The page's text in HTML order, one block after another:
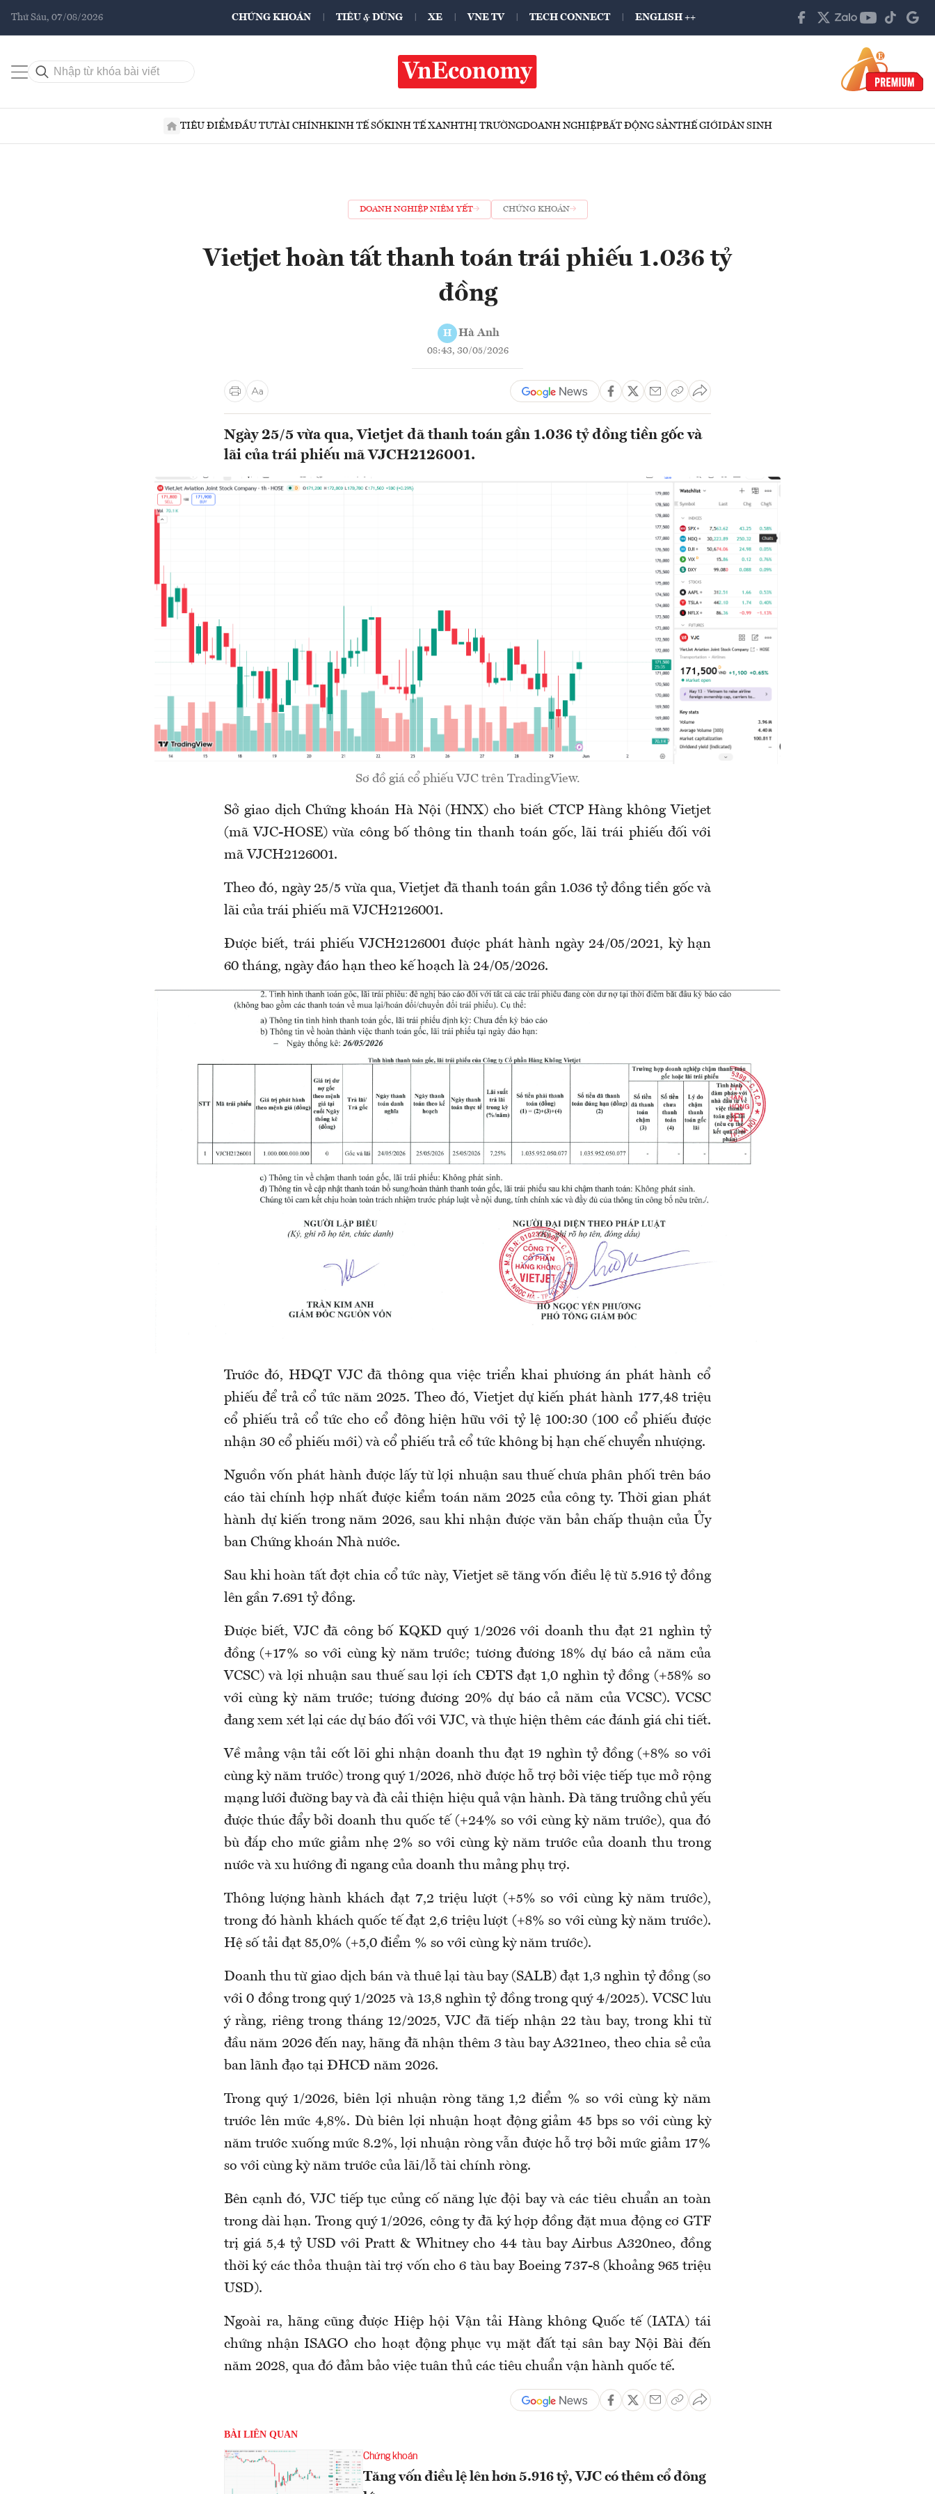
Thứ Sáu, 07/08/2026 CHỨNG KHOÁN TIÊU & DÙNG XE VNE TV TECH CONNECT ENGLISH ++
TIÊU ĐIỂMĐẦU TƯTÀI CHÍNHKINH TẾ SỐKINH TẾ XANHTHỊ TRƯỜNGDOANH NGHIỆPBẤT ĐỘNG SẢNTHẾ GIỚIDÂN SINH
DOANH NGHIỆP NIÊM YẾT CHỨNG KHOÁN
Vietjet hoàn tất thanh toán trái phiếu 1.036 tỷ
đồng
H Hà Anh
08:43, 30/05/2026
Ngày 25/5 vừa qua, Vietjet đã thanh toán gần 1.036 tỷ đồng tiền gốc và
lãi của trái phiếu mã VJCH2126001.
Sơ đồ giá cổ phiếu VJC trên TradingView.
Sở giao dịch Chứng khoán Hà Nội (HNX) cho biết CTCP Hàng không Vietjet
(mã VJC-HOSE) vừa công bố thông tin thanh toán gốc, lãi trái phiếu đối với
mã VJCH2126001.
Theo đó, ngày 25/5 vừa qua, Vietjet đã thanh toán gần 1.036 tỷ đồng tiền gốc và
lãi của trái phiếu mã VJCH2126001.
Được biết, trái phiếu VJCH2126001 được phát hành ngày 24/05/2021, kỳ hạn
60 tháng, ngày đáo hạn theo kế hoạch là 24/05/2026.
Trước đó, HĐQT VJC đã thông qua việc triển khai phương án phát hành cổ
phiếu để trả cổ tức năm 2025. Theo đó, Vietjet dự kiến phát hành 177,48 triệu
cổ phiếu trả cổ tức cho cổ đông hiện hữu với tỷ lệ 100:30 (100 cổ phiếu được
nhận 30 cổ phiếu mới) và cổ phiếu trả cổ tức không bị hạn chế chuyển nhượng.
Nguồn vốn phát hành được lấy từ lợi nhuận sau thuế chưa phân phối trên báo
cáo tài chính hợp nhất được kiểm toán năm 2025 của công ty. Thời gian phát
hành dự kiến trong năm 2026, sau khi nhận được văn bản chấp thuận của Ủy
ban Chứng khoán Nhà nước.
Sau khi hoàn tất đợt chia cổ tức này, Vietjet sẽ tăng vốn điều lệ từ 5.916 tỷ đồng
lên gần 7.691 tỷ đồng.
Được biết, VJC đã công bố KQKD quý 1/2026 với doanh thu đạt 21 nghìn tỷ
đồng (+17% so với cùng kỳ năm trước; tương đương 18% dự báo cả năm của
VCSC) và lợi nhuận sau thuế sau lợi ích CĐTS đạt 1,0 nghìn tỷ đồng (+58% so
với cùng kỳ năm trước; tương đương 20% dự báo cả năm của VCSC). VCSC
đang xem xét lại các dự báo đối với VJC, và thực hiện thêm các đánh giá chi tiết.
Về mảng vận tải cốt lõi ghi nhận doanh thu đạt 19 nghìn tỷ đồng (+8% so với
cùng kỳ năm trước) trong quý 1/2026, nhờ được hỗ trợ bởi việc tiếp tục mở rộng
mạng lưới đường bay và đà cải thiện hiệu quả vận hành. Đà tăng trưởng chủ yếu
được thúc đẩy bởi doanh thu quốc tế (+24% so với cùng kỳ năm trước), qua đó
bù đắp cho mức giảm nhẹ 2% so với cùng kỳ năm trước của doanh thu trong
nước và xu hướng đi ngang của doanh thu mảng phụ trợ.
Thông lượng hành khách đạt 7,2 triệu lượt (+5% so với cùng kỳ năm trước),
trong đó hành khách quốc tế đạt 2,6 triệu lượt (+8% so với cùng kỳ năm trước).
Hệ số tải đạt 85,0% (+5,0 điểm % so với cùng kỳ năm trước).
Doanh thu từ giao dịch bán và thuê lại tàu bay (SALB) đạt 1,3 nghìn tỷ đồng (so
với 0 đồng trong quý 1/2025 và 13,8 nghìn tỷ đồng trong quý 4/2025). VCSC lưu
ý rằng, riêng trong tháng 12/2025, VJC đã tiếp nhận 22 tàu bay, trong khi từ
đầu năm 2026 đến nay, hãng đã nhận thêm 3 tàu bay A321neo, theo chia sẻ của
ban lãnh đạo tại ĐHCĐ năm 2026.
Trong quý 1/2026, biên lợi nhuận ròng tăng 1,2 điểm % so với cùng kỳ năm
trước lên mức 4,8%. Dù biên lợi nhuận hoạt động giảm 45 bps so với cùng kỳ
năm trước xuống mức 8.2%, lợi nhuận ròng vẫn được hỗ trợ bởi mức giảm 17%
so với cùng kỳ năm trước của lãi/lỗ tài chính ròng.
Bên cạnh đó, VJC tiếp tục củng cố năng lực đội bay và các tiêu chuẩn an toàn
trong dài hạn. Trong quý 1/2026, công ty đã ký hợp đồng đặt mua động cơ GTF
trị giá 5,4 tỷ USD với Pratt & Whitney cho 44 tàu bay Airbus A320neo, đồng
thời ký các thỏa thuận tài trợ vốn cho 6 tàu bay Boeing 737-8 (khoảng 965 triệu
USD).
Ngoài ra, hãng cũng được Hiệp hội Vận tải Hàng không Quốc tế (IATA) tái
chứng nhận ISAGO cho hoạt động phục vụ mặt đất tại sân bay Nội Bài đến
năm 2028, qua đó đảm bảo việc tuân thủ các tiêu chuẩn vận hành quốc tế.
BÀI LIÊN QUAN
Chứng khoán
Tăng vốn điều lệ lên hơn 5.916 tỷ, VJC có thêm cổ đông